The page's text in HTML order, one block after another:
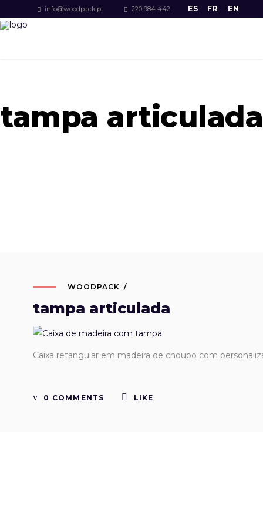
info@woodpack.pt 220 984 442 ES FR EN
tampa articulada
WOODPACK
tampa articulada
Caixa retangular em madeira de choupo com
0 COMMENTS LIKE